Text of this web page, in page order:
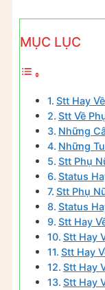
MỤC LỤC
Stt Hay
Stt Về
Những
Những
Stt Phụ
Status
Stt Phụ
Status
Stt Hay
Stt Hay
Stt Hay
Stt Hay
Stt Hay